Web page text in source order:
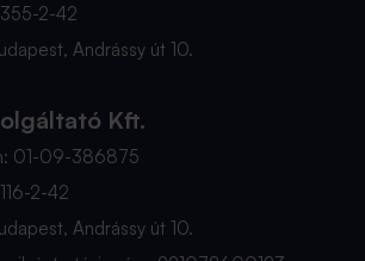
2-42
Andrássy út 10.
Kft.
01-09-386875
2-42
Andrássy út 10.